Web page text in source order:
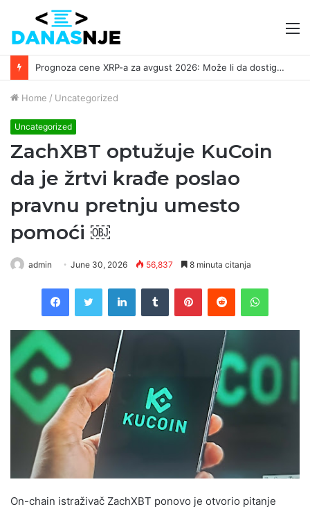
Prognoza cene XRP-a za avgust 2026: Može li da dostigne 1,50 dolara? ￼
Home / Uncategorized
Uncategorized
ZachXBT optužuje KuCoin
da je žrtvi krađe poslao
pravnu pretnju umesto
pomoći ￼
admin June 30, 2026 56,837 8 minuta citanja
FacebookTwitter LinkedInTumblr PinterestReddit
On-chain istraživač ZachXBT ponovo je otvorio pitanje